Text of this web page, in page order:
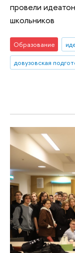
провели
школьников
Образование
довузовская